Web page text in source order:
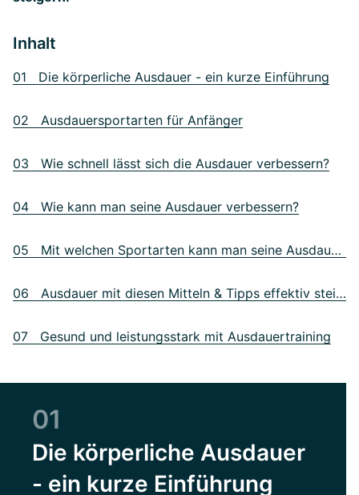
Inhalt
01 Die körperliche Ausdauer - ein kurze Einführung
02 Ausdauersportarten für Anfänger
03 Wie schnell lässt sich die Ausdauer verbessern?
04 Wie kann man seine Ausdauer verbessern?
05 Mit welchen Sportarten kann man seine Ausdauer trainieren?
06 Ausdauer mit diesen Mitteln & Tipps effektiv steigern
07 Gesund und leistungsstark mit Ausdauertraining
01
Die körperliche Ausdauer
- ein kurze Einführung